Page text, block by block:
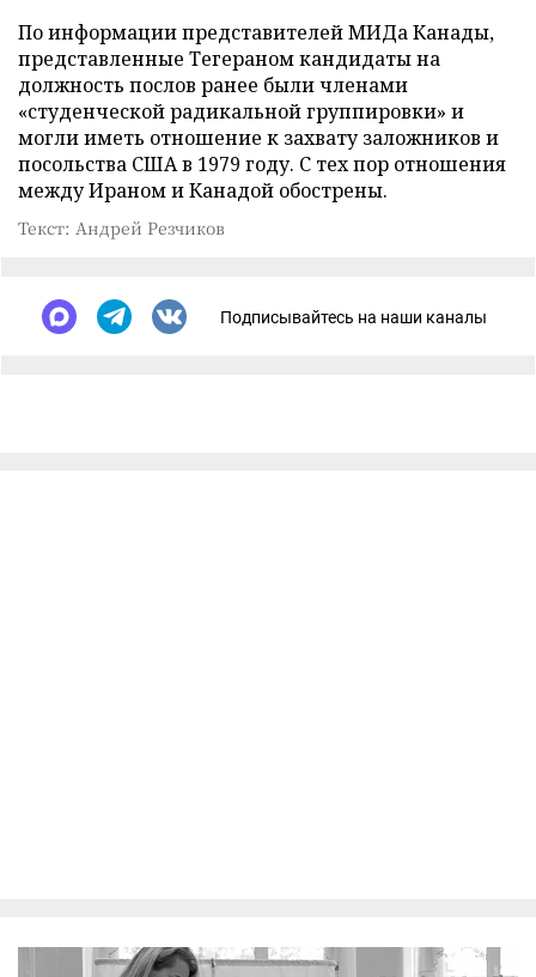
По информации представителей МИДа Канады,
представленные Тегераном кандидаты на
должность послов ранее были членами
«студенческой радикальной группировки» и
могли иметь отношение к захвату заложников и
посольства США в 1979 году. С тех пор отношения
между Ираном и Канадой обострены.
Текст: Андрей Резчиков
Подписывайтесь на наши каналы